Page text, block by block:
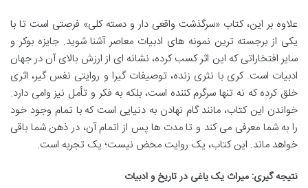
علاوه بر این، کتاب «سرگذشت واقعی دار و دسته کلی» فرصتی است تا با
یکی از برجسته ترین نمونه های ادبیات معاصر آشنا شوید. جایزه بوکر و
سایر افتخاراتی که این اثر کسب کرده، نشانه ای از ارزش بالای آن در جهان
ادبیات است. کری با نثری زنده، توصیفات گیرا و روایتی نفس گیر، اثری
خلق کرده که نه تنها سرگرم کننده است، بلکه به فکر و تأمل نیز وامی دارد.
خواندن این کتاب، مانند گام نهادن به دنیایی است که با تمام وجود خود
را به شما معرفی می کند و تا مدت ها پس از اتمام آن، در ذهن شما باقی
خواهد ماند. این کتاب، یک روایت محض نیست؛ یک تجربه است.
نتیجه گیری: میراث یک یاغی در تاریخ و ادبیات